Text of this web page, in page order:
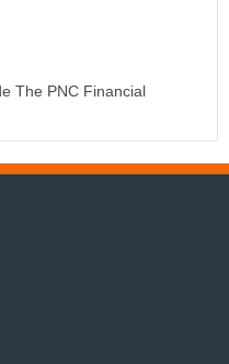
The PNC Financial